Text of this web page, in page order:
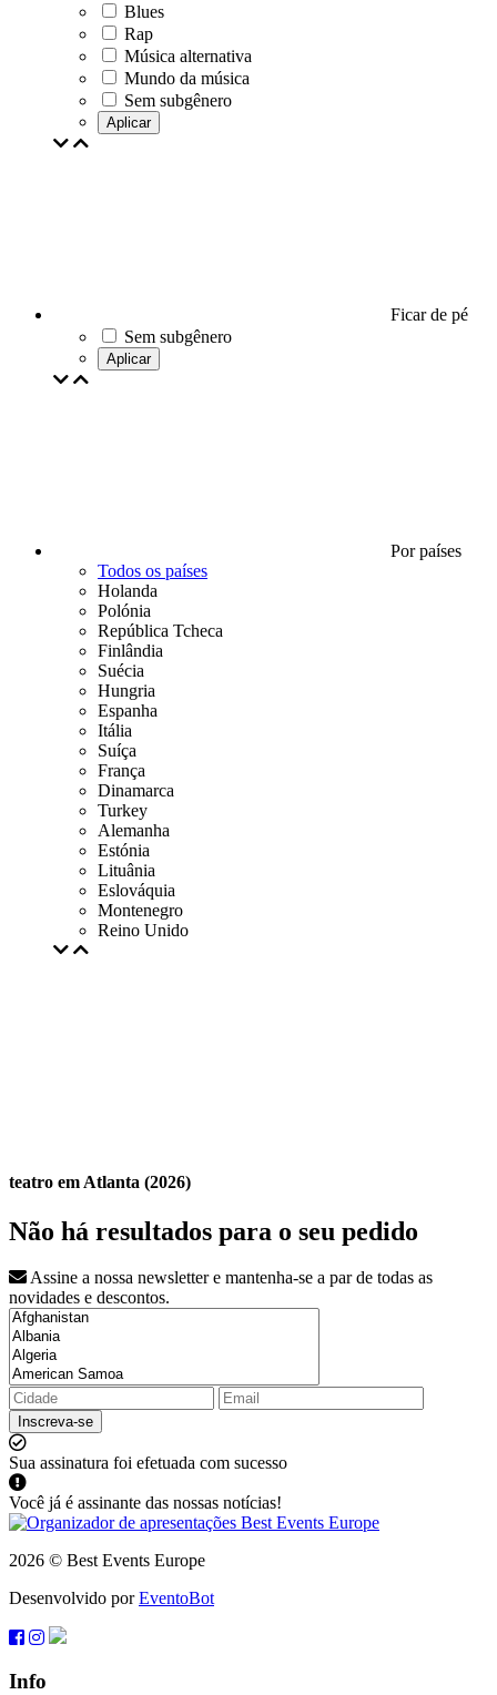
Blues
Rap
Música alternativa
Mundo da música
Sem subgênero
Aplicar
Ficar de pé
Sem subgênero
Aplicar
Por países
Todos os países
Holanda
Polónia
República Tcheca
Finlândia
Suécia
Hungria
Espanha
Itália
Suíça
França
Dinamarca
Turkey
Alemanha
Estónia
Lituânia
Eslováquia
Montenegro
Reino Unido
teatro em Atlanta (2026)
Não há resultados para o seu pedido
Assine a nossa newsletter e mantenha-se a par de todas as
novidades e descontos.
Inscreva-se
Sua assinatura foi efetuada com sucesso
Você já é assinante das nossas notícias!
2026 © Best Events Europe
Desenvolvido porEventoBot
Info